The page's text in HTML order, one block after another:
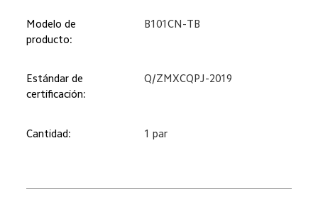
Modelo de
producto:
B101CN-TB
Estándar de
certificación:
Q/ZMXCQPJ-2019
Cantidad: 1 par